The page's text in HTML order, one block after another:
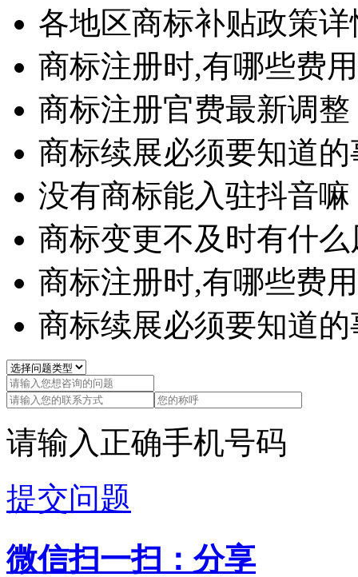
各地区商标补贴政策详
商标注册时,有哪些费
商标注册官费最新调整
商标续展必须要知道
没有商标能入驻抖音嘛
商标变更不及时有什么
商标注册时,有哪些费
商标续展必须要知道
请输入正确手机号码
提交问题
微信扫一扫：分享